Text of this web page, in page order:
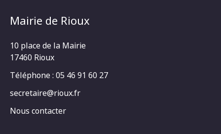
Mairie de Rioux
10 place de la Mairie
17460 Rioux
Téléphone : 05 46 91 60 27
secretaire@rioux.fr
Nous contacter